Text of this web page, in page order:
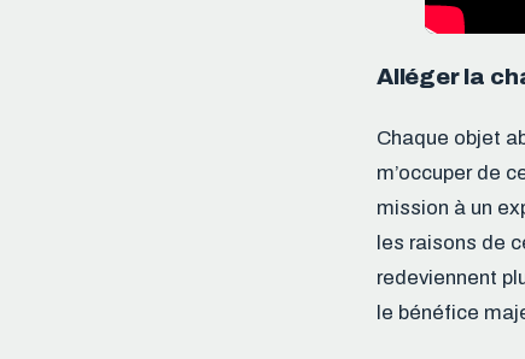
Alléger la
Chaque objet
m’occuper de
mission à un
les raisons de
redeviennent
le bénéfice